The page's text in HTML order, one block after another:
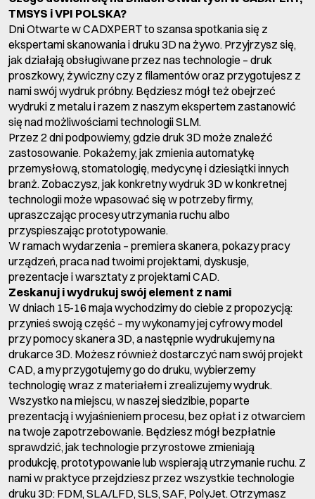
TMSYS i VPI POLSKA?
Dni Otwarte w CADXPERT to szansa spotkania się z
ekspertami skanowania i druku 3D na żywo. Przyjrzysz się,
jak działają obsługiwane przez nas technologie – druk
proszkowy, żywiczny czy z filamentów oraz przygotujesz z
nami swój wydruk próbny. Będziesz mógł też obejrzeć
wydruki z metalu i razem z naszym ekspertem zastanowić
się nad możliwościami technologii SLM.
Przez 2 dni podpowiemy, gdzie druk 3D może znaleźć
zastosowanie. Pokażemy, jak zmienia automatykę
przemysłową, stomatologię, medycynę i dziesiątki innych
branż. Zobaczysz, jak konkretny wydruk 3D w konkretnej
technologii może wpasować się w potrzeby firmy,
upraszczając procesy utrzymania ruchu albo
przyspieszając prototypowanie.
W ramach wydarzenia – premiera skanera, pokazy pracy
urządzeń, praca nad twoimi projektami, dyskusje,
prezentacje i warsztaty z projektami CAD.
Zeskanuj i wydrukuj swój element z nami
W dniach 15-16 maja wychodzimy do ciebie z propozycją:
przynieś swoją część – my wykonamy jej cyfrowy model
przy pomocy skanera 3D, a następnie wydrukujemy na
drukarce 3D. Możesz również dostarczyć nam swój projekt
CAD, a my przygotujemy go do druku, wybierzemy
technologię wraz z materiałem i zrealizujemy wydruk.
Wszystko na miejscu, w naszej siedzibie, poparte
prezentacją i wyjaśnieniem procesu, bez opłat i z otwarciem
na twoje zapotrzebowanie. Będziesz mógł bezpłatnie
sprawdzić, jak technologie przyrostowe zmieniają
produkcję, prototypowanie lub wspierają utrzymanie ruchu. Z
nami w praktyce przejdziesz przez wszystkie technologie
druku 3D: FDM, SLA/LFD, SLS, SAF, PolyJet. Otrzymasz